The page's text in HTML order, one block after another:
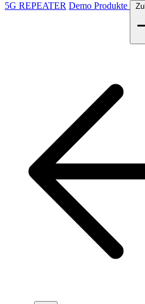
5G REPEATER Demo Produkte